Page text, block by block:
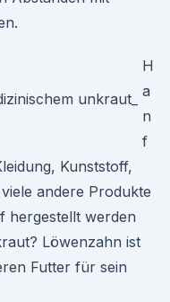
H
a
n
f
Kunststoff,
andere Produkte
hergestellt werden
Löwenzahn ist
Futter für sein